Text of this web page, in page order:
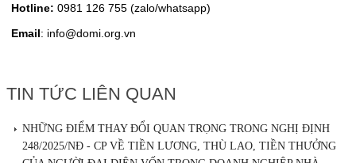
Hotline: 0981 126 755 (zalo/whatsapp)
Email: info@domi.org.vn
TIN TỨC LIÊN QUAN
NHỮNG ĐIỂM THAY ĐỔI QUAN TRỌNG TRONG NGHỊ ĐỊNH
248/2025/NĐ - CP VỀ TIỀN LƯƠNG, THÙ LAO, TIỀN THƯỞNG